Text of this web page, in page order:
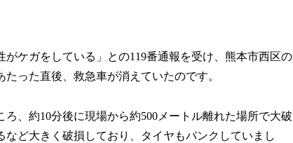
ケガをしている」との119番通報を受け、熊本市西区の
った直後、救急車が消えていたのです。
、約10分後に現場から約500メートル離れた場所で大破
ど大きく破損しており、タイヤもパンクしていまし